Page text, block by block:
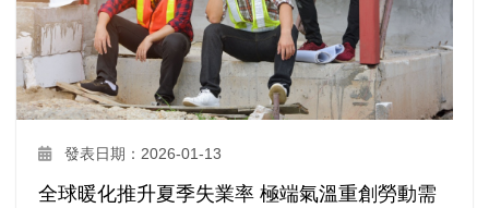
發表日期：2026-01-13
全球暖化推升夏季失業率 極端氣溫重創勞動需